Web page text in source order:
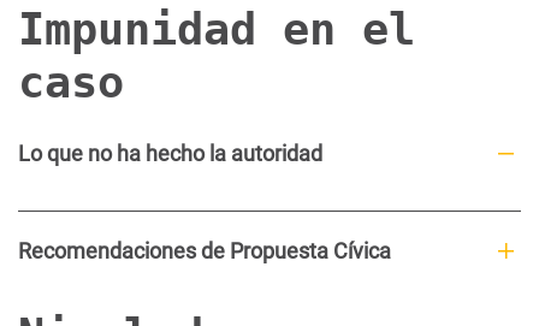
Impunidad en el
caso
Lo que no ha hecho la autoridad
Recomendaciones de Propuesta Cívica